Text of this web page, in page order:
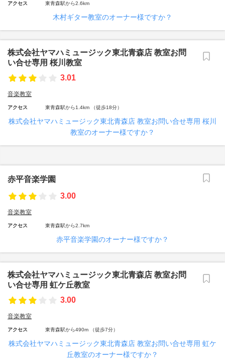
アクセス 東青森駅から2.6km
木村ギター教室のオーナー様ですか？
株式会社ヤマハミュージック東北青森店 教室お問
い合せ専用 桜川教室
3.01
音楽教室
アクセス 東青森駅から1.4km （徒歩18分）
株式会社ヤマハミュージック東北青森店 教室お問い合せ専用 桜川
教室のオーナー様ですか？
赤平音楽学園
3.00
音楽教室
アクセス 東青森駅から2.7km
赤平音楽学園のオーナー様ですか？
株式会社ヤマハミュージック東北青森店 教室お問
い合せ専用 虹ケ丘教室
3.00
音楽教室
アクセス 東青森駅から490m （徒歩7分）
株式会社ヤマハミュージック東北青森店 教室お問い合せ専用 虹ケ
丘教室のオーナー様ですか？